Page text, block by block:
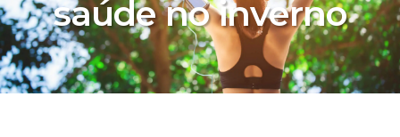
saúde no inverno